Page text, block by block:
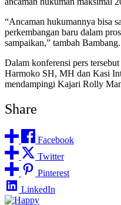
“Ancaman hukumannya bisa
perkembangan baru dalam
sampaikan,” tambah Bambang.
Dalam konferensi pers
Harmoko SH, MH dan Kasi
mendampingi Kajari Rolly
Share
Facebook
Twitter
Pinterest
LinkedIn